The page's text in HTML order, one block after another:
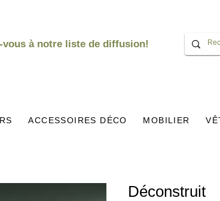
vous à notre liste de diffusion!
ACCESSOIRES DÉCO MOBILIER
Déconstruit